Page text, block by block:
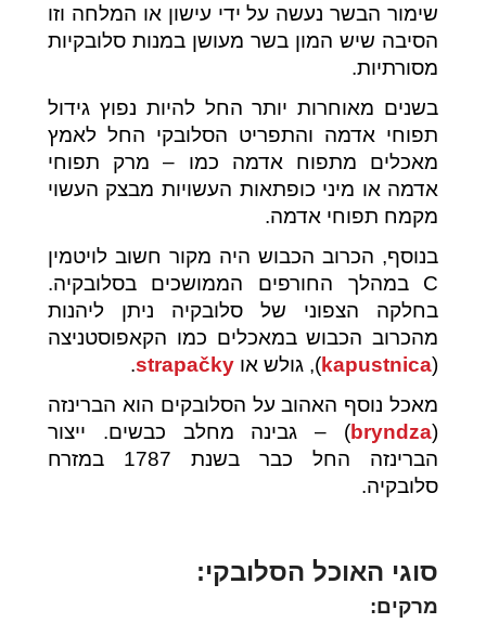
שימור הבשר נעשה על ידי עישון או המלחה וזו
הסיבה שיש המון בשר מעושן במנות סלובקיות
מסורתיות.
בשנים מאוחרות יותר החל להיות נפוץ גידול
תפוחי אדמה והתפריט הסלובקי החל לאמץ
מאכלים מתפוח אדמה כמו – מרק תפוחי
אדמה או מיני כופתאות העשויות מבצק העשוי
מקמח תפוחי אדמה.
בנוסף, הכרוב הכבוש היה מקור חשוב לויטמין
C במהלך החורפים הממושכים בסלובקיה.
בחלקה הצפוני של סלובקיה ניתן ליהנות
מהכרוב הכבוש במאכלים כמו הקאפוסטניצה
(
kapustnica), גולש או strapačky
.
מאכל נוסף האהוב על הסלובקים הוא הברינזה
(
bryndza) – גבינה מחלב כבשים. ייצור
הברינזה החל כבר בשנת 1787 במזרח
סלובקיה.
סוגי האוכל הסלובקי:
מרקים: